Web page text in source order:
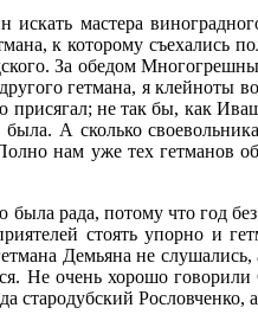
мастера
к которому
За обедом
гетмана, я клейноты
присягал; не так бы, как
А сколько
нам уже тех гетманов
рада, потому что год
стоять упорно и
Демьяна не
Не очень хорошо
Рословченко,